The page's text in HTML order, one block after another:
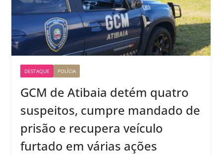
DESTAQUE POLÍCIA
GCM de Atibaia detém quatro
suspeitos, cumpre mandado de
prisão e recupera veículo
furtado em várias ações